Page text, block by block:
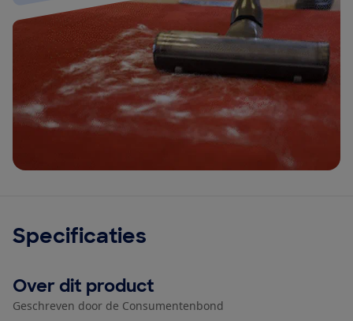
Specificaties
Over dit product
Geschreven door de Consumentenbond